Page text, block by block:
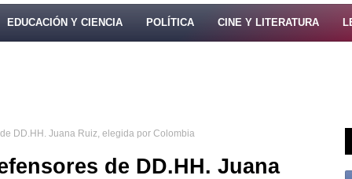
EDUCACIÓN Y CIENCIA POLÍTICA CINE Y LITERATURA
DD.HH. Juana Ruiz, elegida por Colombia
de DD.HH. Juana